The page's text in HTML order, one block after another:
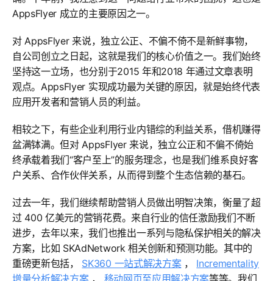
AppsFlyer 成立的主要原因之一。
对 AppsFlyer 来说，独立公正、不偏不倚不是新鲜事物，
自公司创立之日起，这就是我们的核心价值之一。我们始终
坚持这一立场，也分别于2015 年和2018 年通过文章表明
观点。AppsFlyer 实现成功最为关键的原因，就是始终代表
应用开发者和营销人员的利益。
相较之下，有些企业利用行业内错综的利益关系，借机赚得
盆满钵满。但对 AppsFlyer 来说，独立公正和不偏不倚始
终承载着我们“客户至上”的服务理念，也是我们维系良好客
户关系、合作伙伴关系，从而得到整个生态信赖的基石。
过去一年，我们继续帮助营销人员做出明智决策，衡量了超
过 400 亿美元的营销花费。来自行业的信任激励我们不断
进步，去年以来，我们也推出一系列与隐私保护相关的解决
方案，比如 SKAdNetwork 相关创新和预测功能。其中的
重磅更新包括， SK360 一站式解决方案， Incrementality
增量分析解决方案， 移动网页至应用解决方案等等。我们